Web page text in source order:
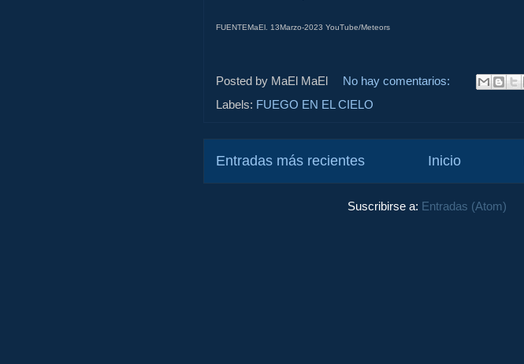
FUENTEMaEl. 13Marzo-2023 YouTube/Meteors
Posted by MaEl MaEl
No hay comentarios:
Labels: FUEGO EN EL CIELO
Entradas más recientes Inicio
Suscribirse a: Entradas (Atom)